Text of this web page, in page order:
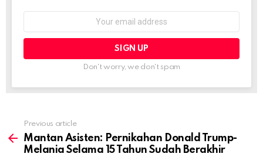
Don't worry, we don't spam
more
Previous article
Mantan Asisten: Pernikahan Donald Trump-
Melania Selama 15 Tahun Sudah Berakhir